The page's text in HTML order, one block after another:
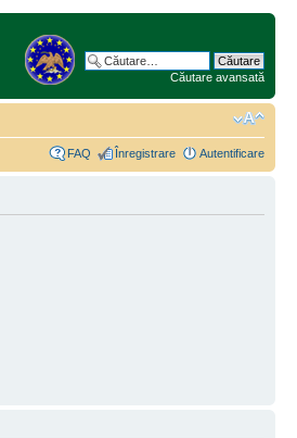
Căutare avansată
FAQ Înregistrare Autentificare